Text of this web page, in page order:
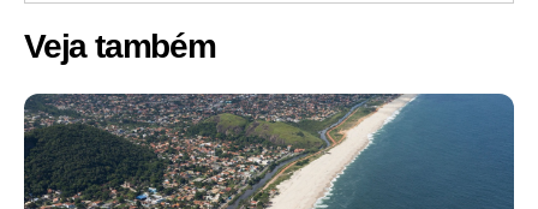
Veja também